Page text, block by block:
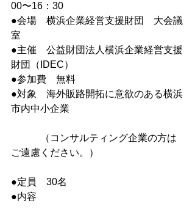
00〜16：30
●会場　横浜企業経営支援財団　大会議
室
●主催　公益財団法人横浜企業経営支援
財団（IDEC）
●参加費　無料
●対象　海外販路開拓に意欲のある横浜
市内中小企業
（コンサルティング企業の方は
ご遠慮ください。）
●定員　30名
●内容